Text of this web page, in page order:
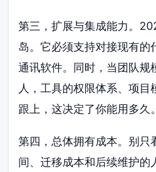
第三，扩展与集成能力。
岛。它必须支持对接现有的
通讯软件。同时，当团队
人，工具的权限体系、项目
跟上，这决定了你能用多久。
第四，总体拥有成本。别只
间、迁移成本和后续维护的